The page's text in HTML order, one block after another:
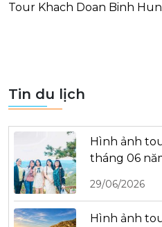
Tour Khach Doan Binh
Tin du lịch
Hình ảnh
tháng 06
29/06/2026
Hình ảnh